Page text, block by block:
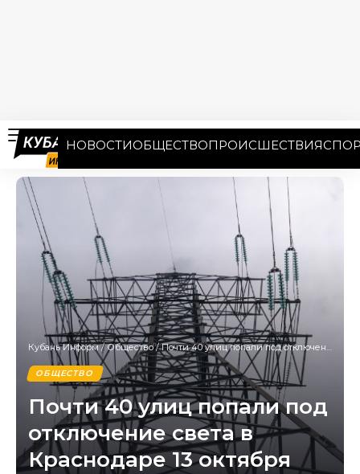
НОВОСТИОБЩЕСТВОПРОИСШЕСТВИЯ
Кубань Информ/Общество/Почти 40 улиц попали под отключение света в Краснодаре 13 октября
ОБЩЕСТВО
Почти 40 улиц попали под
отключение света в
Краснодаре 13 октября